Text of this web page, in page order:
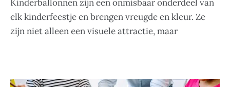
Kinderballonnen zijn een onmisbaar onderdeel van
elk kinderfeestje en brengen vreugde en kleur. Ze
zijn niet alleen een visuele attractie, maar